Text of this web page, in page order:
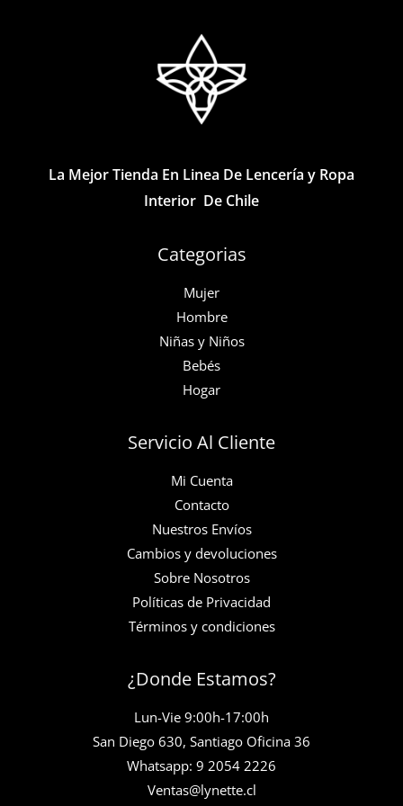
página
se
pueden
página
de
La Mejor Tienda En Linea De Lencería y Ropa
Interior De Chile
Categorias
Mujer
Hombre
Niñas y Niños
Bebés
Hogar
Servicio Al Cliente
Mi Cuenta
Contacto
Nuestros Envíos
Cambios y devoluciones
Sobre Nosotros
Políticas de Privacidad
Términos y condiciones
¿Donde Estamos?
Lun-Vie 9:00h-17:00h
San Diego 630, Santiago Oficina 36
Whatsapp: 9 2054 2226
Ventas@lynette.cl